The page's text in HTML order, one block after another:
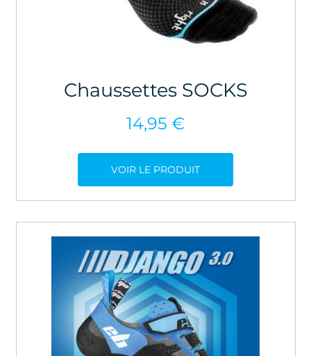
Chaussettes SOCKS
14,95 €
VOIR LE PRODUIT